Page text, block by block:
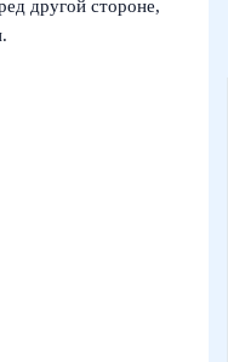
другой стороне,